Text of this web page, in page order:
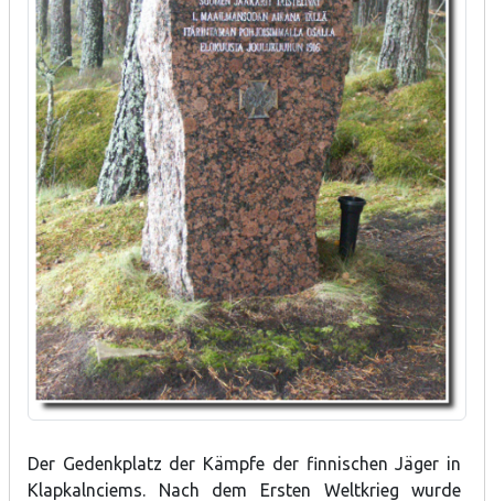
Der Gedenkplatz der Kämpfe der finnischen Jäger in
Klapkalnciems. Nach dem Ersten Weltkrieg wurde